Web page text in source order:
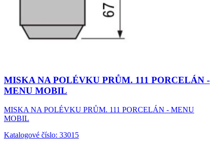
MISKA NA POLÉVKU PRŮM. 111 PORCELÁN -
MENU MOBIL
MISKA NA POLÉVKU PRŮM. 111 PORCELÁN - MENU
MOBIL
Katalogové číslo: 33015